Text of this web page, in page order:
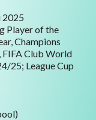
2025
Player of the
Champions
FIFA Club World
25; League Cup